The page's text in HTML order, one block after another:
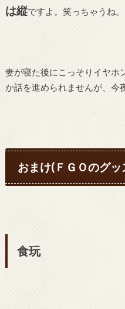
は縦ですよ。笑っちゃうね。
妻が寝た後にこっそりイヤホ
か話を進められませんが、今
おまけ(ＦＧＯのグ
食玩